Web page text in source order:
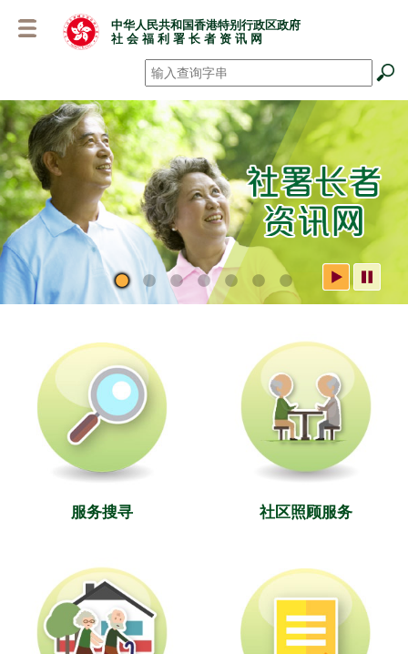
容
中华人民共和国香港特别行政区政府
社 会 福 利 署 长 者 资 讯 网
搜寻 *
社署长者资讯网
服务搜寻 社区照顾服务